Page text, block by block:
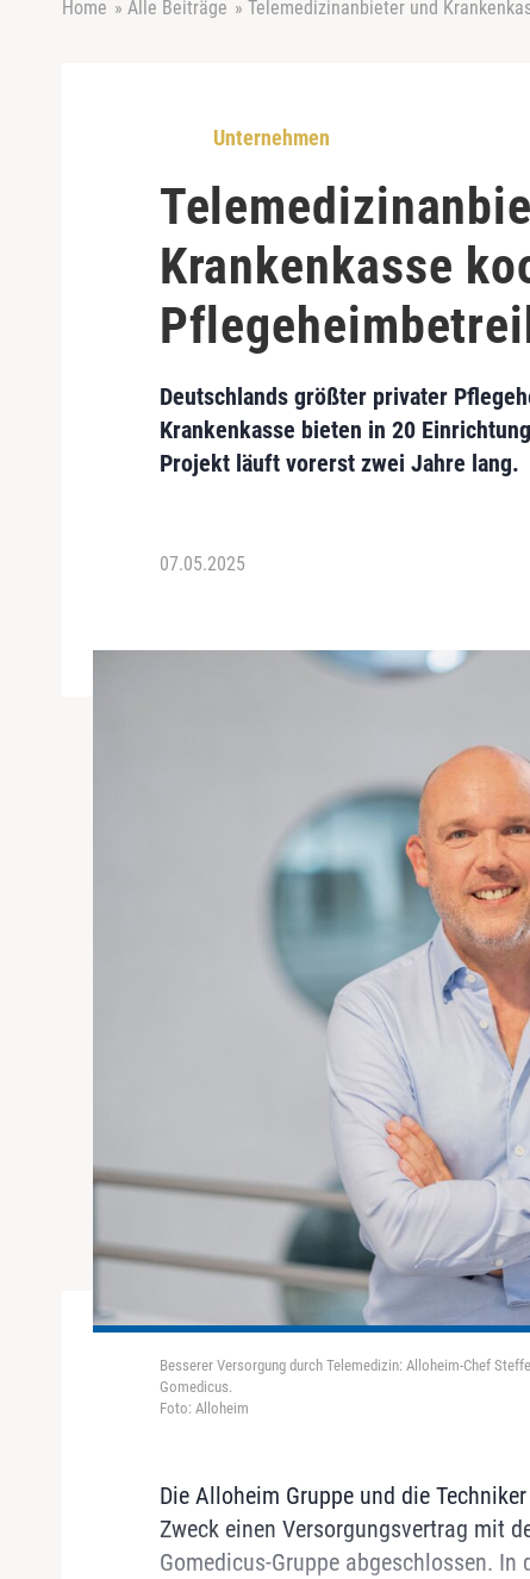
Home » Alle Beiträge » Telemedizinanbieter und
Unternehmen
Krankenkasse
Deutschlands größter privater
Krankenkasse bieten in 20
Projekt läuft vorerst zwei Jahre lang.
07.05.2025
Besserer Versorgung durch Telemedizin: Alloheim-Chef
Gomedicus.
Foto: Alloheim
Die Alloheim Gruppe und die
Zweck einen Versorgungsvertrag mit
Gomedicus-Gruppe abgeschlossen.